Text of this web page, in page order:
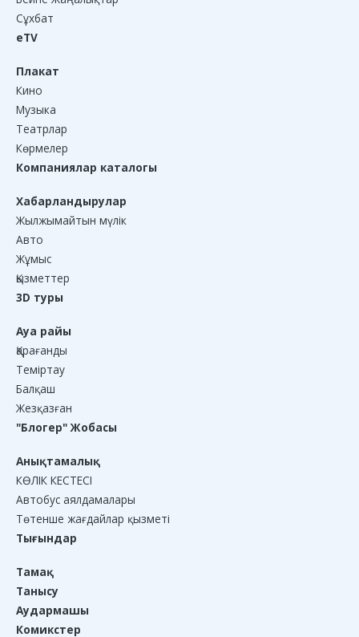
Сұхбат
eTV
Плакат
Кино
Музыка
Театрлар
Көрмелер
Компаниялар каталогы
Хабарландырулар
Жылжымайтын мүлік
Авто
Жұмыс
Қызметтер
3D туры
Ауа райы
Қарағанды
Теміртау
Балқаш
Жезқазған
"Блогер" Жобасы
Анықтамалық
КӨЛІК КЕСТЕСІ
Автобус аялдамалары
Төтенше жағдайлар қызметі
Тығындар
Тамақ
Танысу
Аудармашы
Комикстер